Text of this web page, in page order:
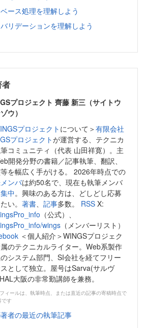
ース処理を理解しよう
リデーションを理解しよう
者
プロジェクト 齊藤 新三（サイトウ
ウ）
プロジェクト について＞有限会社
プロジェクトが運営する、テクニカ
コミュニティ（代表 山田祥寛）。主
開発分野の書籍／記事執筆、翻訳、
を幅広く手がける。 2026年時点での
ンバは約50名で、現在も執筆メンバ
中。興味のある方は、どしどし応募
い。 著書、 記事多数。 RSS X:
（公式）、
wings （メンバーリスト）
＜個人紹介＞WINGSプロジェク
属のテクニカルライター。Web系製作
システム部門、SI会社を経てフリー
として独立。屋号はSarva(サルヴ
大阪の非常勤講師を兼務。
ィールは、執筆時点、または直近の記事の寄稿時点で
です
者の最近の執筆記事